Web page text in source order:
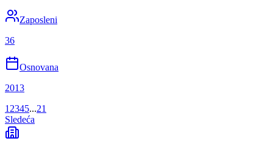
Zaposleni
36
Osnovana
2013
1 2345...21
Sledeća